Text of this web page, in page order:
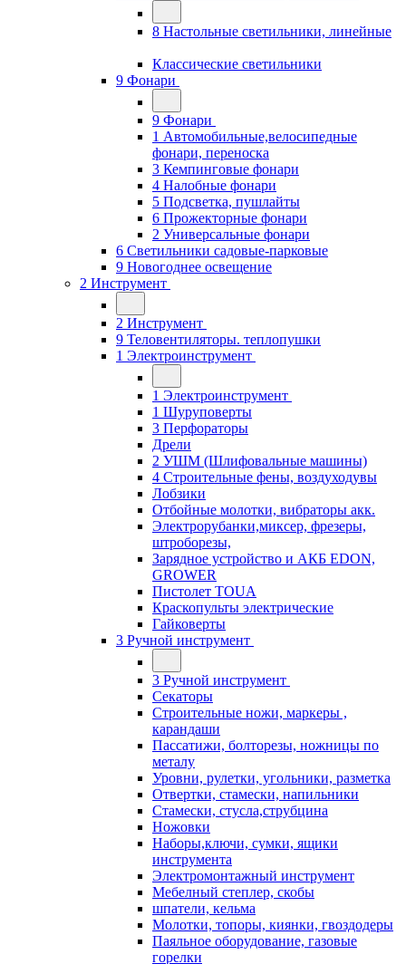
8 Настольные светильники, линейные
Классические светильники
9 Фонари
9 Фонари
1 Автомобильные,велосипедные
фонари, переноска
3 Кемпинговые фонари
4 Налобные фонари
5 Подсветка, пушлайты
6 Прожекторные фонари
2 Универсальные фонари
6 Светильники садовые-парковые
9 Новогоднее освещение
2 Инструмент
2 Инструмент
9 Теловентиляторы. теплопушки
1 Электроинструмент
1 Электроинструмент
1 Шуруповерты
3 Перфораторы
Дрели
2 УШМ (Шлифовальные машины)
4 Строительные фены, воздуходувы
Лобзики
Отбойные молотки, вибраторы акк.
Электрорубанки,миксер, фрезеры,
штроборезы,
Зарядное устройство и АКБ EDON,
GROWER
Пистолет TOUA
Краскопульты электрические
Гайковерты
3 Ручной инструмент
3 Ручной инструмент
Cекаторы
Строительные ножи, маркеры ,
карандаши
Пассатижи, болторезы, ножницы по
металу
Уровни, рулетки, угольники, разметка
Отвертки, стамески, напильники
Стамески, стусла,струбцина
Ножовки
Наборы,ключи, сумки, ящики
инструмента
Электромонтажный инструмент
Мебелный степлер, скобы
шпатели, кельма
Молотки, топоры, киянки, гвоздодеры
Паяльное оборудование, газовые
горелки